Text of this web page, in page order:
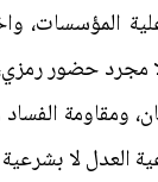
المؤسسات،
مجرد حضور
ومقاومة الفساد
لا بشرعية